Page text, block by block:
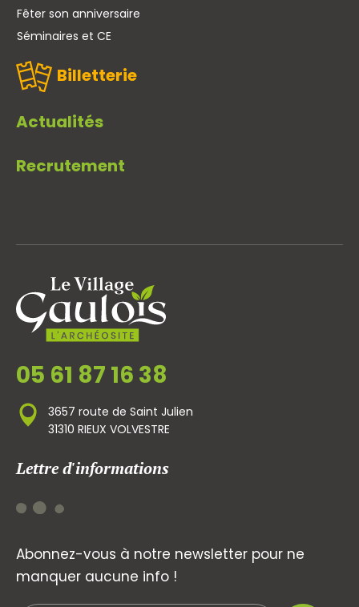
Fêter son anniversaire
Séminaires et CE
Billetterie
Actualités
Recrutement
05 61 87 16 38
3657 route de Saint Julien
31310 RIEUX VOLVESTRE
Lettre d'informations
Abonnez-vous à notre newsletter pour ne
manquer aucune info !